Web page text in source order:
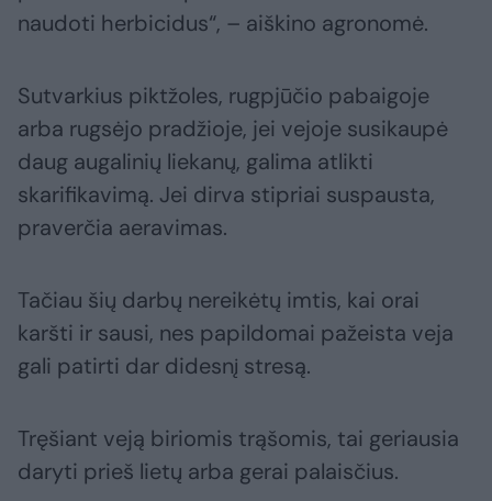
naudoti herbicidus“, – aiškino agronomė.
Sutvarkius piktžoles, rugpjūčio pabaigoje
arba rugsėjo pradžioje, jei vejoje susikaupė
daug augalinių liekanų, galima atlikti
skarifikavimą. Jei dirva stipriai suspausta,
praverčia aeravimas.
Tačiau šių darbų nereikėtų imtis, kai orai
karšti ir sausi, nes papildomai pažeista veja
gali patirti dar didesnį stresą.
Tręšiant veją biriomis trąšomis, tai geriausia
daryti prieš lietų arba gerai palaisčius.